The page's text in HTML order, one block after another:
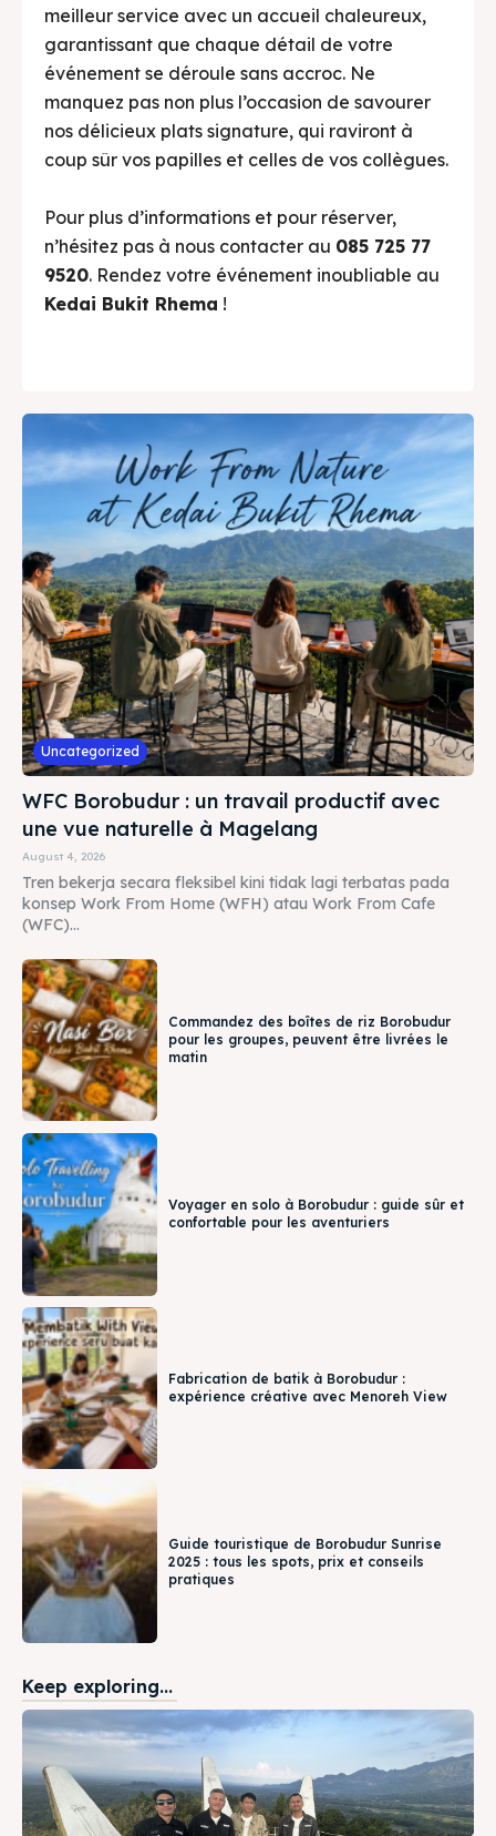
meilleur service avec un accueil chaleureux,
garantissant que chaque détail de votre
événement se déroule sans accroc. Ne
manquez pas non plus l’occasion de savourer
nos délicieux plats signature, qui raviront à
coup sûr vos papilles et celles de vos collègues.
Pour plus d’informations et pour réserver,
n’hésitez pas à nous contacter au 085 725 77
9520. Rendez votre événement inoubliable au
Kedai Bukit Rhema !
Uncategorized
WFC Borobudur : un travail productif avec
une vue naturelle à Magelang
August 4, 2026
Tren bekerja secara fleksibel kini tidak lagi terbatas pada
konsep Work From Home (WFH) atau Work From Cafe
(WFC)...
Commandez des boîtes de riz Borobudur
pour les groupes, peuvent être livrées le
matin
Voyager en solo à Borobudur : guide sûr et
confortable pour les aventuriers
Fabrication de batik à Borobudur :
expérience créative avec Menoreh View
Guide touristique de Borobudur Sunrise
2025 : tous les spots, prix et conseils
pratiques
Keep exploring...